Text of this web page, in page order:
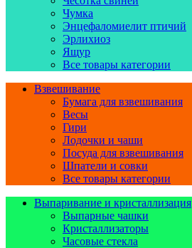
Чумка
Энцефаломиелит птичий
Эрлихиоз
Ящур
Все товары категории
Взвешивание
Бумага для взвешивания
Весы
Гири
Лодочки и чаши
Посуда для взвешивания
Шпатели и совки
Все товары категории
Выпаривание и кристаллизация
Выпарные чашки
Кристаллизаторы
Часовые стекла